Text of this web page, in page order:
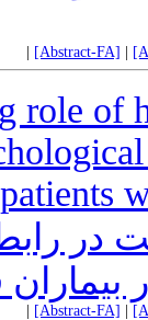
[Abstract-FA]
role of
در
[Abstract-FA]